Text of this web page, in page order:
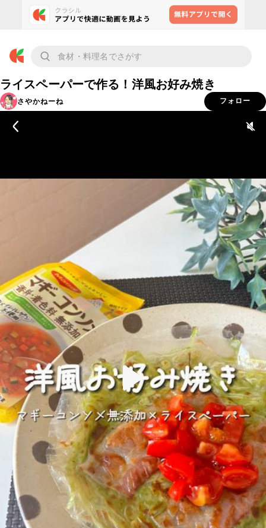
ライスペーパーで作る！洋風お好み焼き
さやかねーね フォロー